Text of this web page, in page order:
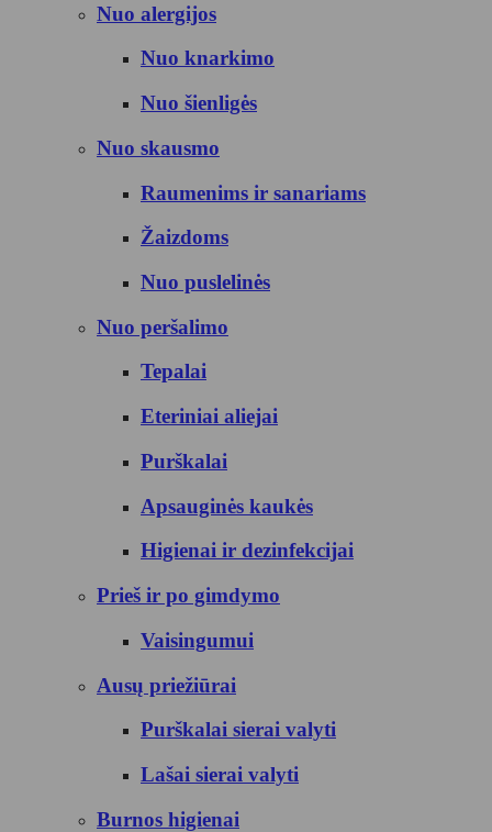
Nuo alergijos
Nuo knarkimo
Nuo šienligės
Nuo skausmo
Raumenims ir sanariams
Žaizdoms
Nuo puslelinės
Nuo peršalimo
Tepalai
Eteriniai aliejai
Purškalai
Apsauginės kaukės
Higienai ir dezinfekcijai
Prieš ir po gimdymo
Vaisingumui
Ausų priežiūrai
Purškalai sierai valyti
Lašai sierai valyti
Burnos higienai